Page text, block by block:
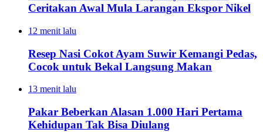
Ceritakan Awal Mula Larangan Ekspor Nikel
12 menit lalu
Resep Nasi Cokot Ayam Suwir Kemangi Pedas,
Cocok untuk Bekal Langsung Makan
13 menit lalu
Pakar Beberkan Alasan 1.000 Hari Pertama
Kehidupan Tak Bisa Diulang